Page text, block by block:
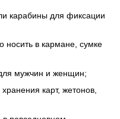
карабины для фиксации
в кармане, сумке
мужчин и женщин;
карт, жетонов,